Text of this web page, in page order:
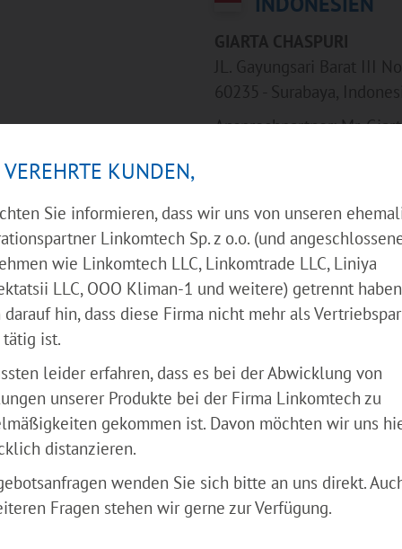
VEREHRTE KUNDEN,
Sie informieren, dass wir uns von unseren
Linkomtech Sp. z o.o. (und
wie Linkomtech LLC, Linkomtrade LLC, Liniya
LLC, OOO Kliman-1 und weitere) getrennt
hin, dass diese Firma nicht mehr als
ist.
leider erfahren, dass es bei der Abwicklung von
unserer Produkte bei der Firma Linkomtech zu
gekommen ist. Davon möchten wir uns
distanzieren.
wenden Sie sich bitte an uns direkt.
Fragen stehen wir gerne zur Verfügung.
GIARTA CHASPURI
JL. Gayungsari Barat III
60235 - Surabaya,
Ansprechpartner: Mr.
Mail: giartach [at]
Schwerpunkt:
Bio Machines Sp. J
Chelmska 13
87-100 Torun
Dawid Laski
Telefon: +48 517 445 052